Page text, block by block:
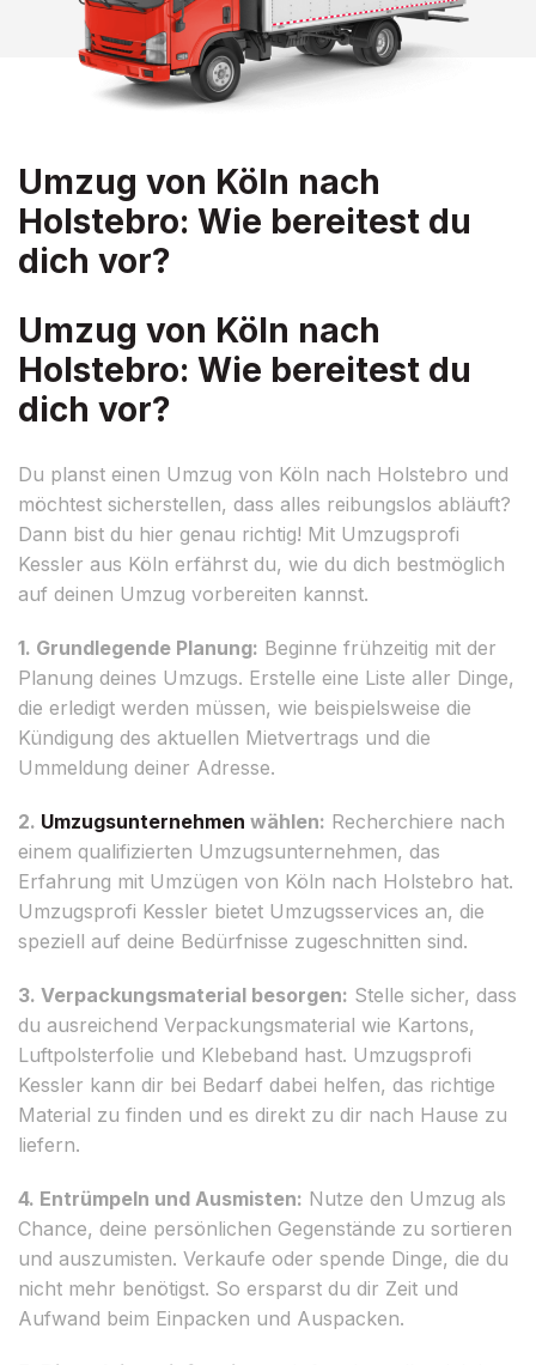
Umzug von Köln nach
Holstebro: Wie bereitest du
dich vor?
Umzug von Köln nach
Holstebro: Wie bereitest du
dich vor?
Du planst einen Umzug von Köln nach Holstebro und
möchtest sicherstellen, dass alles reibungslos abläuft?
Dann bist du hier genau richtig! Mit Umzugsprofi
Kessler aus Köln erfährst du, wie du dich bestmöglich
auf deinen Umzug vorbereiten kannst.
1. Grundlegende Planung: Beginne frühzeitig mit der
Planung deines Umzugs. Erstelle eine Liste aller Dinge,
die erledigt werden müssen, wie beispielsweise die
Kündigung des aktuellen Mietvertrags und die
Ummeldung deiner Adresse.
2. Umzugsunternehmen wählen: Recherchiere nach
einem qualifizierten Umzugsunternehmen, das
Erfahrung mit Umzügen von Köln nach Holstebro hat.
Umzugsprofi Kessler bietet Umzugsservices an, die
speziell auf deine Bedürfnisse zugeschnitten sind.
3. Verpackungsmaterial besorgen: Stelle sicher, dass
du ausreichend Verpackungsmaterial wie Kartons,
Luftpolsterfolie und Klebeband hast. Umzugsprofi
Kessler kann dir bei Bedarf dabei helfen, das richtige
Material zu finden und es direkt zu dir nach Hause zu
liefern.
4. Entrümpeln und Ausmisten: Nutze den Umzug als
Chance, deine persönlichen Gegenstände zu sortieren
und auszumisten. Verkaufe oder spende Dinge, die du
nicht mehr benötigst. So ersparst du dir Zeit und
Aufwand beim Einpacken und Auspacken.